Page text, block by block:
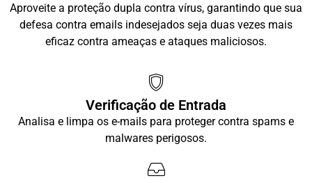
Aproveite a proteção dupla contra vírus, garantindo que sua
defesa contra emails indesejados seja duas vezes mais
eficaz contra ameaças e ataques maliciosos.
Verificação de Entrada
Analisa e limpa os e-mails para proteger contra spams e
malwares perigosos.